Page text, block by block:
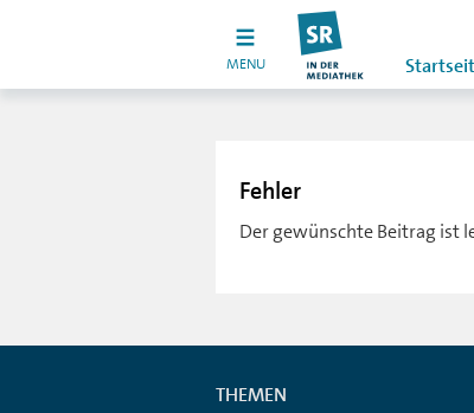
MENU
Fehler
Der gewünschte Beitrag ist
THEMEN